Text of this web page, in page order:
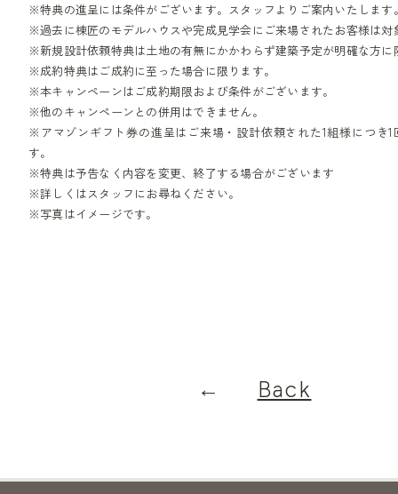
※特典の進呈には条件がございます。スタッフよりご案内いたします
※過去に棟匠のモデルハウスや完成見学会にご来場されたお客様は対
※新規設計依頼特典は土地の有無にかかわらず建築予定が明確な方に
※成約特典はご成約に至った場合に限ります。
※本キャンペーンはご成約期限および条件がございます。
※他のキャンペーンとの併用はできません。
※アマゾンギフト券の進呈はご来場・設計依頼された1組様につき
す。
※特典は予告なく内容を変更、終了する場合がございます
※詳しくはスタッフにお尋ねください。
※写真はイメージです。
Back